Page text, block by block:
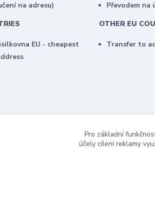
na adresu)
EU - cheapest
Převodem na
OTHER EU
Transfer to
Pro základní
účely cílení reklamy